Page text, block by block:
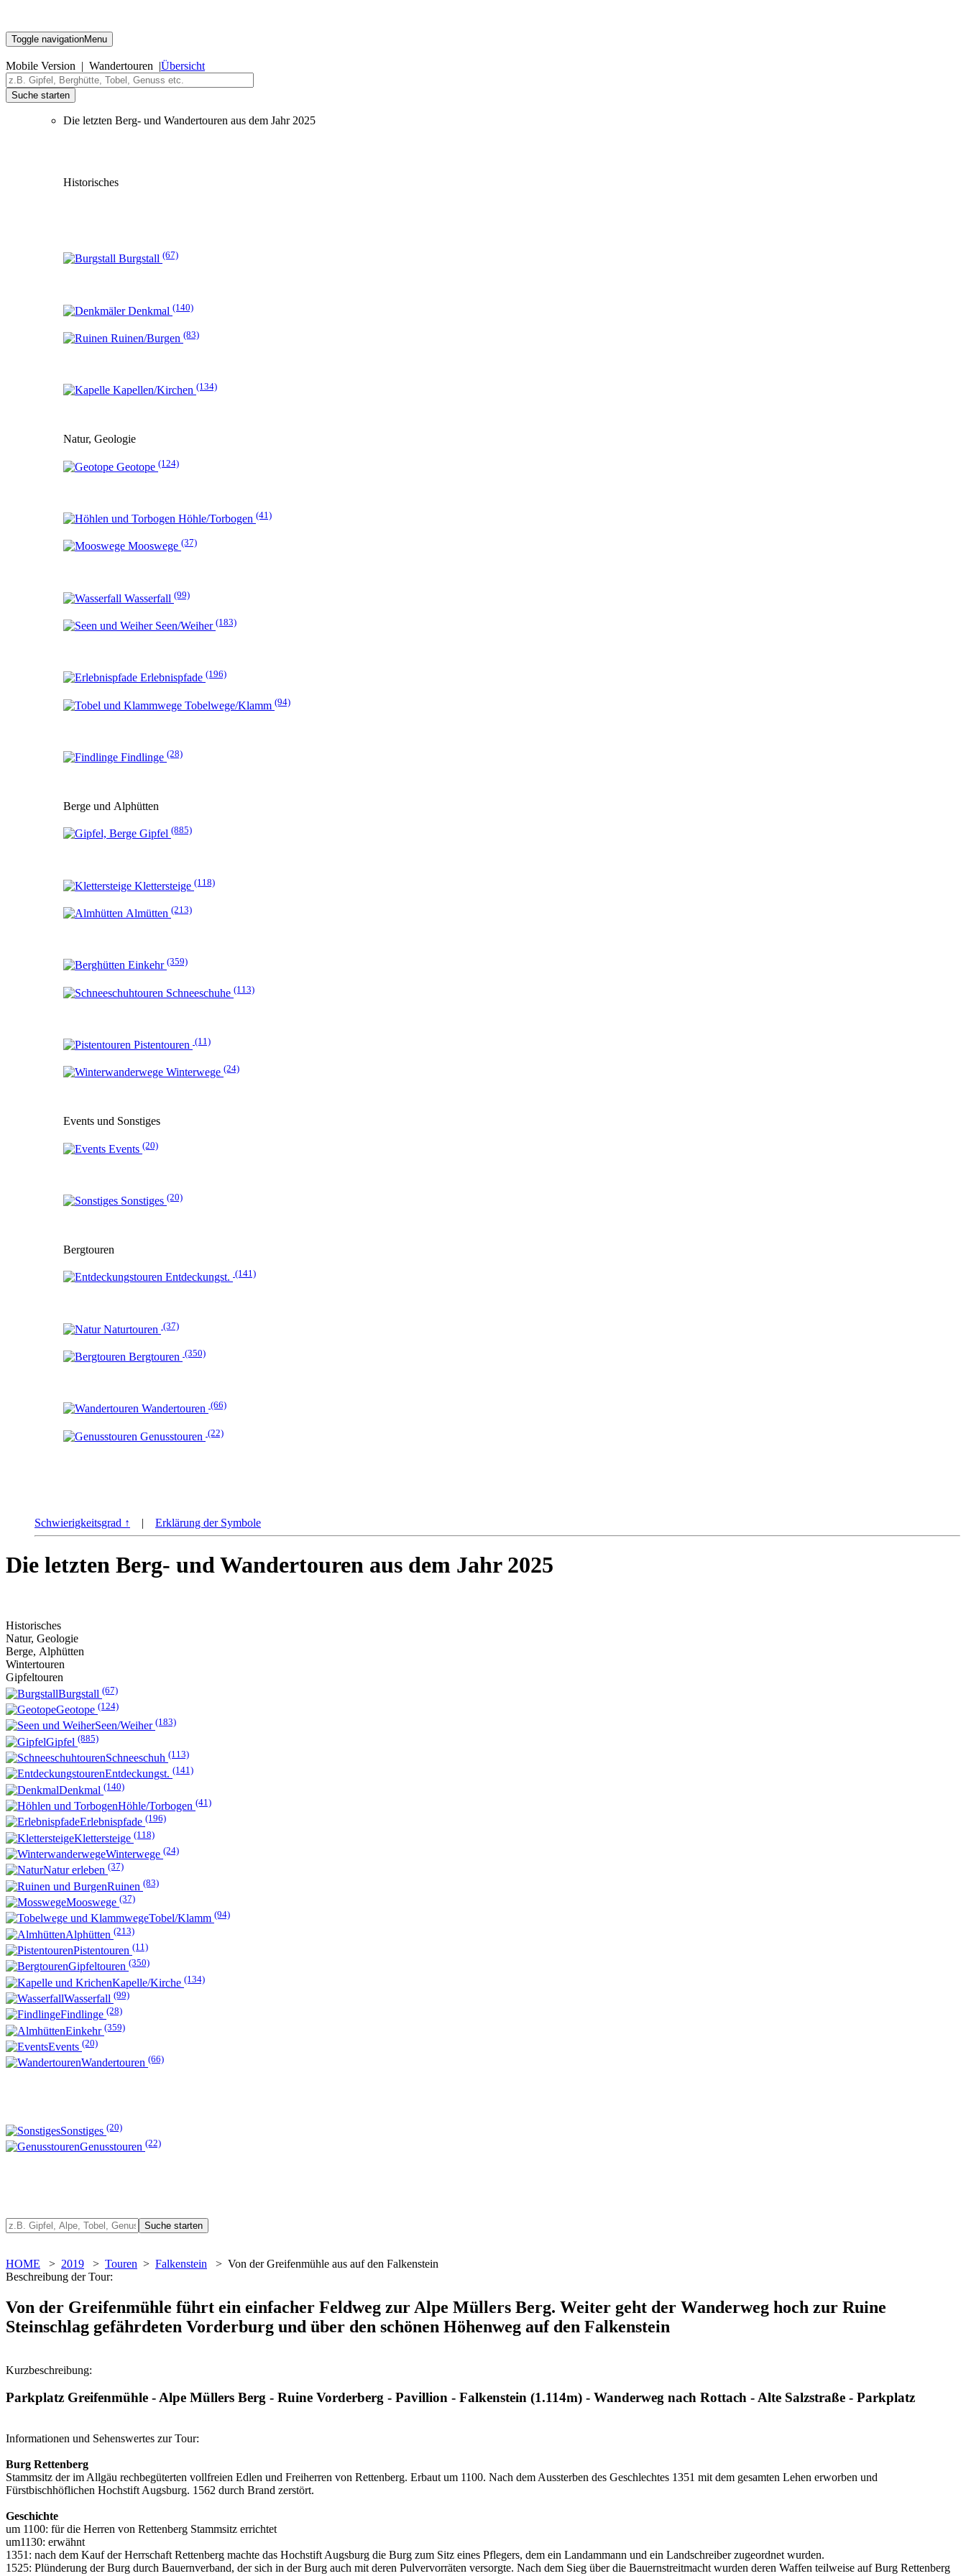
Toggle navigationMenu
Mobile Version | Wandertouren |Übersicht
Suche starten
Die letzten Berg- und Wandertouren aus dem Jahr 2025
Historisches
Burgstall (67)
Denkmal (140)
Ruinen/Burgen (83)
Kapellen/Kirchen (134)
Natur, Geologie
Geotope (124)
Höhle/Torbogen (41)
Mooswege (37)
Wasserfall (99)
Seen/Weiher (183)
Erlebnispfade (196)
Tobelwege/Klamm (94)
Findlinge (28)
Berge und Alphütten
Gipfel (885)
Klettersteige (118)
Almütten (213)
Einkehr (359)
Schneeschuhe (113)
Pistentouren (11)
Winterwege (24)
Events und Sonstiges
Events (20)
Sonstiges (20)
Bergtouren
Entdeckungst. (141)
Naturtouren (37)
Bergtouren (350)
Wandertouren (66)
Genusstouren (22)
Schwierigkeitsgrad ↑ | Erklärung der Symbole
Die letzten Berg- und Wandertouren aus dem Jahr 2025
Historisches
Natur, Geologie
Berge, Alphütten
Wintertouren
Gipfeltouren
Burgstall (67)
Geotope (124)
Seen/Weiher (183)
Gipfel (885)
Schneeschuh (113)
Entdeckungst. (141)
Denkmal (140)
Höhle/Torbogen (41)
Erlebnispfade (196)
Klettersteige (118)
Winterwege (24)
Natur erleben (37)
Ruinen (83)
Mooswege (37)
Tobel/Klamm (94)
Alphütten (213)
Pistentouren (11)
Gipfeltouren (350)
Kapelle/Kirche (134)
Wasserfall (99)
Findlinge (28)
Einkehr (359)
Events (20)
Wandertouren (66)
Sonstiges (20)
Genusstouren (22)
HOME > 2019 > Touren > Falkenstein > Von der Greifenmühle aus auf den Falkenstein
Beschreibung der Tour:
Von der Greifenmühle führt ein einfacher Feldweg zur Alpe Müllers Berg. Weiter geht der Wanderweg hoch zur Ruine
Steinschlag gefährdeten Vorderburg und über den schönen Höhenweg auf den Falkenstein
Kurzbeschreibung:
Parkplatz Greifenmühle - Alpe Müllers Berg - Ruine Vorderberg - Pavillion - Falkenstein (1.114m) - Wanderweg nach Rottach - Alte Salzstraße - Parkplatz
Informationen und Sehenswertes zur Tour:
Burg Rettenberg
Stammsitz der im Allgäu rechbegüterten vollfreien Edlen und Freiherren von Rettenberg. Erbaut um 1100. Nach dem Aussterben des Geschlechtes 1351 mit dem gesamten Lehen erworben und
Fürstbischhöflichen Hochstift Augsburg. 1562 durch Brand zerstört.
Geschichte
um 1100: für die Herren von Rettenberg Stammsitz errichtet
um1130: erwähnt
1351: nach dem Kauf der Herrschaft Rettenberg machte das Hochstift Augsburg die Burg zum Sitz eines Pflegers, dem ein Landammann und ein Landschreiber zugeordnet wurden.
1525: Plünderung der Burg durch Bauernverband, der sich in der Burg auch mit deren Pulvervorräten versorgte. Nach dem Sieg über die Bauernstreitmacht wurden deren Waffen teilweise auf Burg Rettenberg